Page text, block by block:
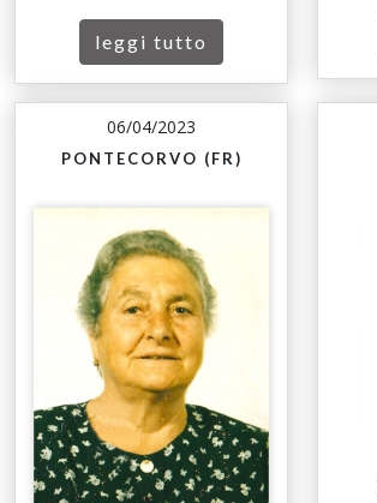
leggi tutto
06/04/2023
PONTECORVO (FR)